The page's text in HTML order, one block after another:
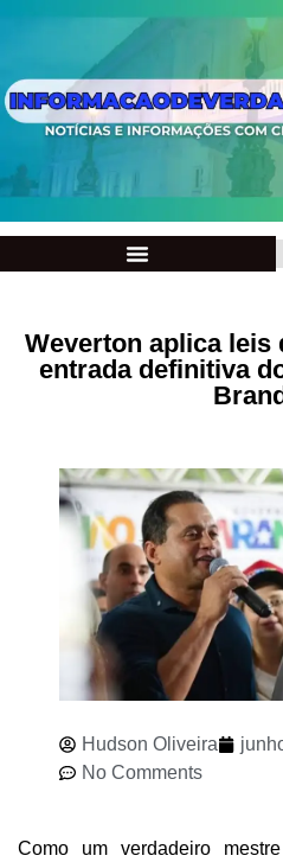
Weverton aplica leis
entrada definitiva
Hudson Oliveira
No Comments
Como um verdadeiro